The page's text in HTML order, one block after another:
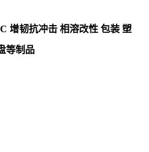
增韧抗冲击 相溶改性 包装 塑
等制品